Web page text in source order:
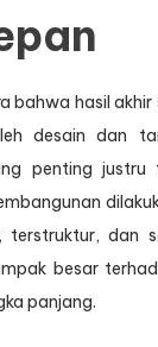
bahwa hasil akhir
desain dan
penting justru
terstruktur, dan
besar
panjang.